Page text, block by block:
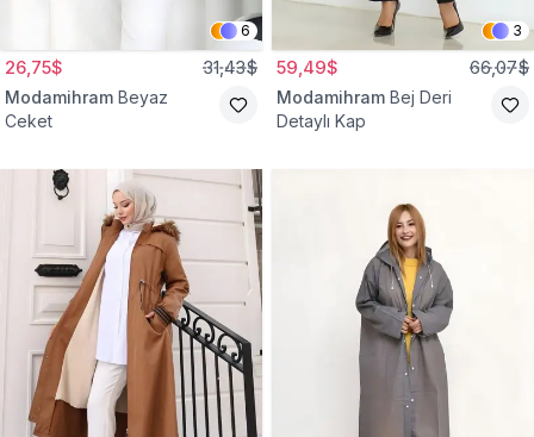
6
26,75$ 31,43$
Modamihram Beyaz
Ceket
3
59,49$ 66,07$
Modamihram Bej Deri
Detaylı Kap